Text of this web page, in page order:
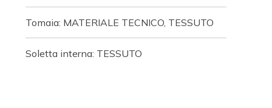
Tomaia: MATERIALE TECNICO, TESSUTO
Soletta interna: TESSUTO